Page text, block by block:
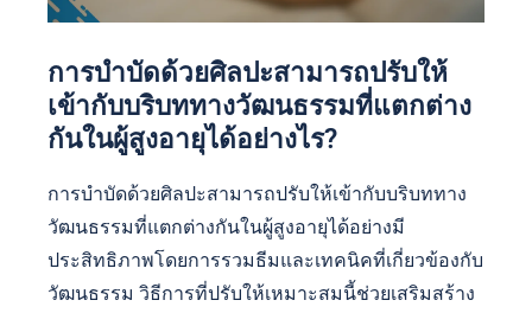
การบำบัดด้วยศิลปะสามารถปรับให้
เข้ากับบริบททางวัฒนธรรมที่แตกต่าง
กันในผู้สูงอายุได้อย่างไร?
การบำบัดด้วยศิลปะสามารถปรับให้เข้ากับบริบททาง
วัฒนธรรมที่แตกต่างกันในผู้สูงอายุได้อย่างมี
ประสิทธิภาพโดยการรวมธีมและเทคนิคที่เกี่ยวข้องกับ
วัฒนธรรม วิธีการที่ปรับให้เหมาะสมนี้ช่วยเสริมสร้าง